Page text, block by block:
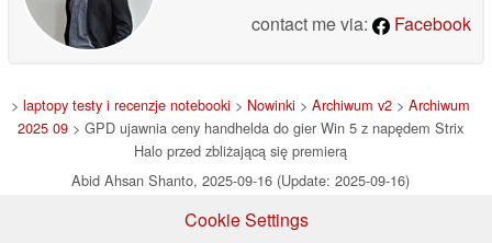
contact me via:
Facebook
> laptopy testy i recenzje notebooki > Nowinki > Archiwum v2 > Archiwum
2025 09 > GPD ujawnia ceny handhelda do gier Win 5 z napędem Strix
Halo przed zbliżającą się premierą
Abid Ahsan Shanto, 2025-09-16 (Update: 2025-09-16)
Cookie Settings